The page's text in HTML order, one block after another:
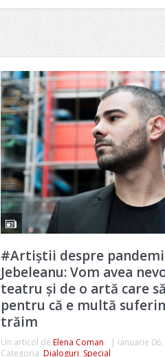
#Artiștii despre
Jebeleanu: Vom avea
teatru și de o artă care
pentru că e multă
trăim
Un articol de Elena Coman | ianuarie 06,
Categoria: Dialoguri, Special